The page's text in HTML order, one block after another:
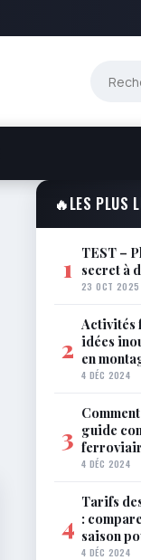
🔥LES PLUS
1 TEST –
secret à
23 OCT 2025
2
Activités
idées
en
4 DÉC 2024
3 guide
4 DÉC 2024
4
Tarifs
:
saison
4 DÉC 2024